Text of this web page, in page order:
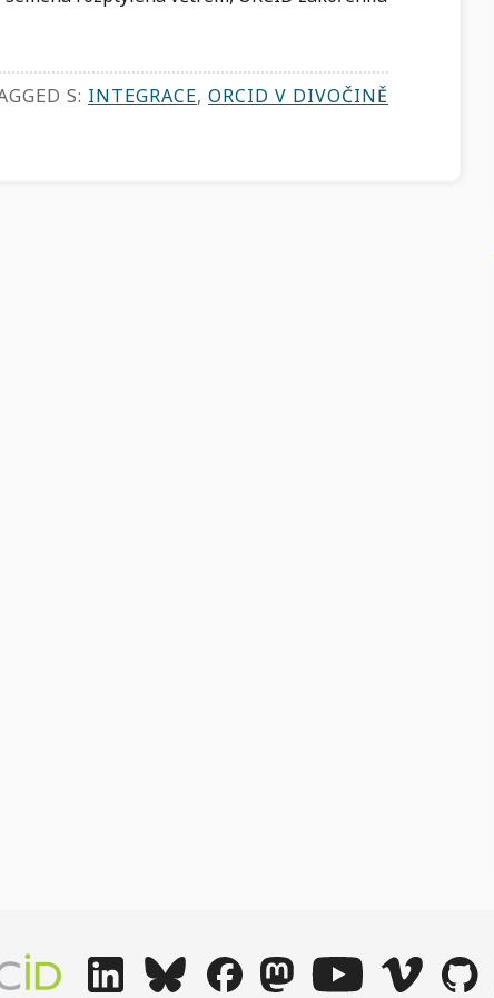
S: INTEGRACE, ORCID V DIVOČINĚ